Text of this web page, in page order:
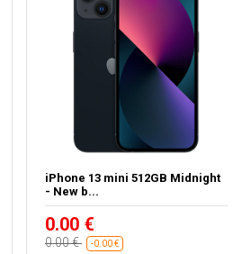
iPhone 13 mini 512GB Midnight
- New b...
0.00 €
0.00 € -0.00 €